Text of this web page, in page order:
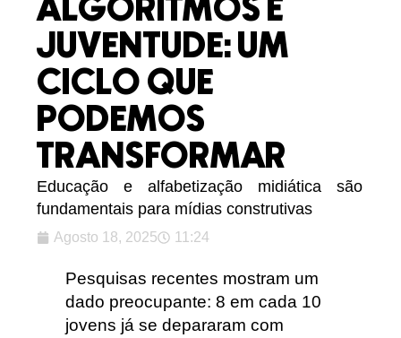
ALGORITMOS E
JUVENTUDE: UM
CICLO QUE
PODEMOS
TRANSFORMAR
Educação e alfabetização midiática são
fundamentais para mídias construtivas
Agosto 18, 2025 11:24
Pesquisas recentes mostram um
dado preocupante: 8 em cada 10
jovens já se depararam com